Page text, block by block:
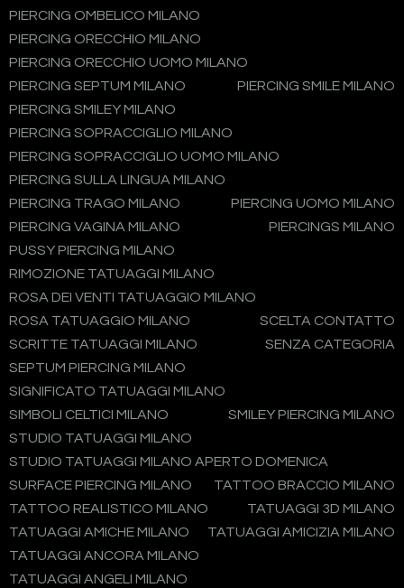
PIERCING OMBELICO MILANO
PIERCING ORECCHIO MILANO
PIERCING ORECCHIO UOMO MILANO
PIERCING SEPTUM MILANO
PIERCING SMILE MILANO
PIERCING SMILEY MILANO
PIERCING SOPRACCIGLIO MILANO
PIERCING SOPRACCIGLIO UOMO MILANO
PIERCING SULLA LINGUA MILANO
PIERCING TRAGO MILANO
PIERCING UOMO MILANO
PIERCING VAGINA MILANO
PIERCINGS MILANO
PUSSY PIERCING MILANO
RIMOZIONE TATUAGGI MILANO
ROSA DEI VENTI TATUAGGIO MILANO
ROSA TATUAGGIO MILANO
SCELTA CONTATTO
SCRITTE TATUAGGI MILANO
SENZA CATEGORIA
SEPTUM PIERCING MILANO
SIGNIFICATO TATUAGGI MILANO
SIMBOLI CELTICI MILANO
SMILEY PIERCING MILANO
STUDIO TATUAGGI MILANO
STUDIO TATUAGGI MILANO APERTO DOMENICA
SURFACE PIERCING MILANO
TATTOO BRACCIO MILANO
TATTOO REALISTICO MILANO
TATUAGGI 3D MILANO
TATUAGGI AMICHE MILANO
TATUAGGI AMICIZIA MILANO
TATUAGGI ANCORA MILANO
TATUAGGI ANGELI MILANO